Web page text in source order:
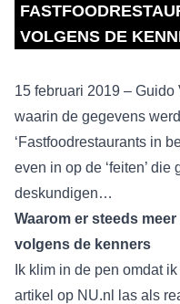
VOLGENS DE
15 februari 2019 – Guido
waarin de gegevens
‘Fastfoodrestaurants in
even in op de ‘feiten’
deskundigen…
Waarom er steeds
volgens de kenners
Ik klim in de pen omdat
artikel op NU.nl las als